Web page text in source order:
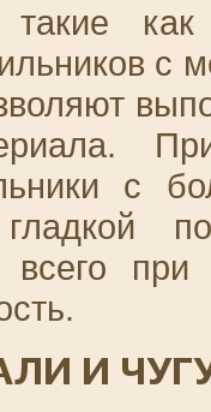
такие
с
с
И